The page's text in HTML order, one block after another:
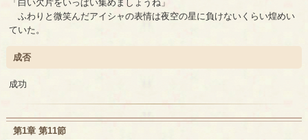
「白い欠片をいっぱい集めましょうね」
ふわりと微笑んだアイシャの表情は夜空の星に負けないくらい煌めい
ていた。
成否
成功
第1章 第11節